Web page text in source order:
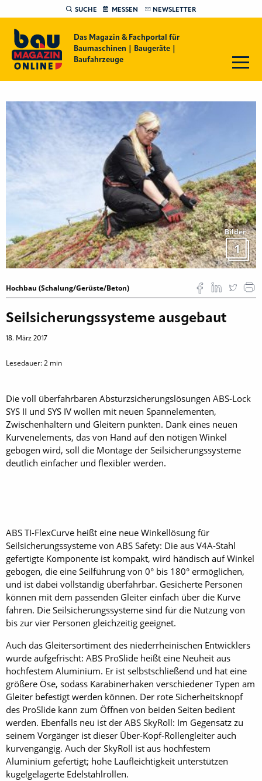
SUCHE MESSEN NEWSLETTER
Das Magazin & Fachportal für
Baumaschinen | Baugeräte |
Baufahrzeuge
Bilder
1
Hochbau (Schalung/Gerüste/Beton)
Seilsicherungssysteme ausgebaut
18. März 2017
Lesedauer:2 min
Die voll überfahrbaren Absturzsicherungslösungen ABS-Lock
SYS II und SYS IV wollen mit neuen Spannelementen,
Zwischenhaltern und Gleitern punkten. Dank eines neuen
Kurvenelements, das von Hand auf den nötigen Winkel
gebogen wird, soll die Montage der Seilsicherungssysteme
deutlich einfacher und flexibler werden.
ABS TI-FlexCurve heißt eine neue Winkellösung für
Seilsicherungssysteme von ABS Safety: Die aus V4A-Stahl
gefertigte Komponente ist kompakt, wird händisch auf Winkel
gebogen, die eine Seilführung von 0° bis 180° ermöglichen,
und ist dabei vollständig überfahrbar. Gesicherte Personen
können mit dem passenden Gleiter einfach über die Kurve
fahren. Die Seilsicherungssysteme sind für die Nutzung von
bis zur vier Personen gleichzeitig geeignet.
Auch das Gleitersortiment des niederrheinischen Entwicklers
wurde aufgefrischt: ABS ProSlide heißt eine Neuheit aus
hochfestem Aluminium. Er ist selbstschließend und hat eine
größere Öse, sodass Karabinerhaken verschiedener Typen am
Gleiter befestigt werden können. Der rote Sicherheitsknopf
des ProSlide kann zum Öffnen von beiden Seiten bedient
werden. Ebenfalls neu ist der ABS SkyRoll: Im Gegensatz zu
seinem Vorgänger ist dieser Über-Kopf-Rollengleiter auch
kurvengängig. Auch der SkyRoll ist aus hochfestem
Aluminium gefertigt; hohe Laufleichtigkeit unterstützen
kugelgelagerte Edelstahlrollen.